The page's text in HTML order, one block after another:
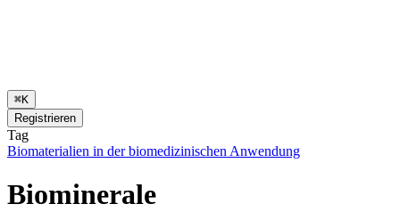
⌘K
Registrieren
Tag
Biomaterialien in der biomedizinischen Anwendung
Biominerale